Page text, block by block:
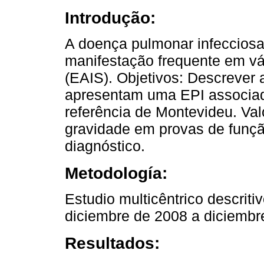
Introdução:
A doença pulmonar
manifestação frequente em
(EAIS). Objetivos: Descrever
apresentam uma EPI
referência de Montevideu.
gravidade em provas de
diagnóstico.
Metodología:
Estudio multicêntrico
diciembre de 2008 a
Resultados: